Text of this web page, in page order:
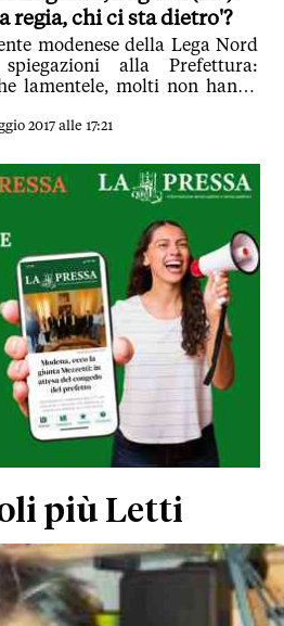
regia, chi ci sta dietro'?
modenese della Lega Nord
alla Prefettura:
lamentele, molti non hanno
2017 alle 17:21
più Letti